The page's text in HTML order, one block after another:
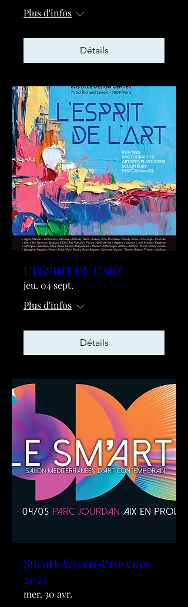
Plus d'infos
Détails
L’ESPRIT DE L’ART
jeu. 04 sept.
Plus d'infos
Détails
Sm'art Aix-en-Provence
2025
mer. 30 avr.